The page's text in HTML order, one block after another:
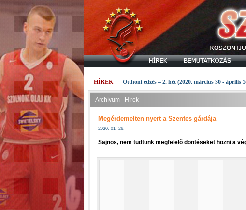
HÍREK Otthoni edzés – 2. hét (2020. március 30 - április
Archívum - Hírek
Megérdemelten nyert a Szentes gárdája
2020. 01. 26.
Sajnos, nem tudtunk megfelelő döntéseket hozni a